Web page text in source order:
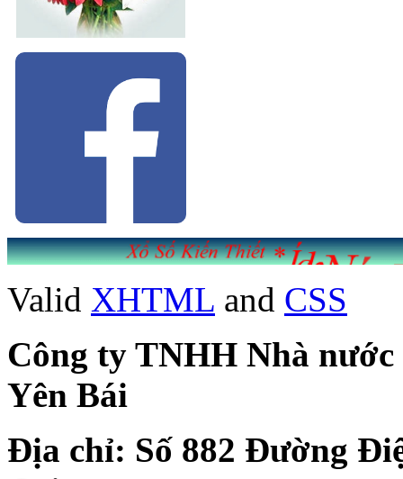
Valid XHTML and CSS
Công ty TNHH Nhà
Yên Bái
Địa chỉ: Số 882 Đường